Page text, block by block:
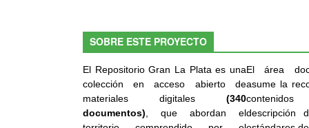
SOBRE ESTE PROYECTO
El Repositorio Gran La Plata es una
colección en acceso abierto de
materiales digitales (340
documentos) , que abordan el
El área
asume la
descripción